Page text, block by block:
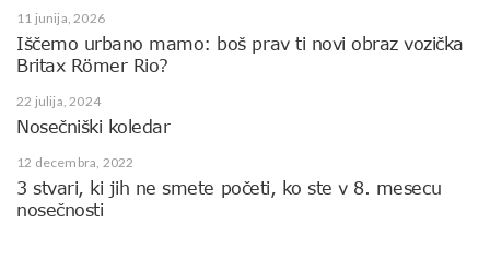
11 junija, 2026
Iščemo urbano mamo: boš prav ti novi obraz vozička
Britax Römer Rio?
22 julija, 2024
Nosečniški koledar
12 decembra, 2022
3 stvari, ki jih ne smete početi, ko ste v 8. mesecu
nosečnosti